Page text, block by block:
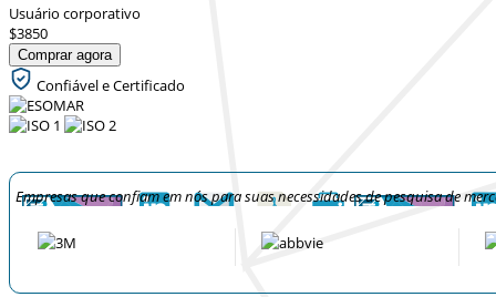
Usuário corporativo
$3850
Comprar agora
Confiável e Certificado
Empresas que confiam em nós para suas necessidades de pesquisa de